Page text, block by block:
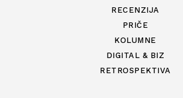
RECENZIJA
PRIČE
KOLUMNE
DIGITAL & BIZ
RETROSPEKTIVA